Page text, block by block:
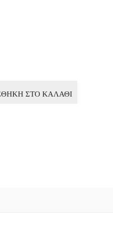
ΣΤΟ ΚΑΛΆΘΙ